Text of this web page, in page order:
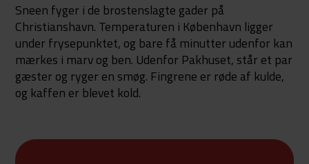
Sneen fyger i de brostenslagte gader på
Christianshavn. Temperaturen i København ligger
under frysepunktet, og bare få minutter udenfor kan
mærkes i marv og ben. Udenfor Pakhuset, står et par
gæster og ryger en smøg. Fingrene er røde af kulde,
og kaffen er blevet kold.